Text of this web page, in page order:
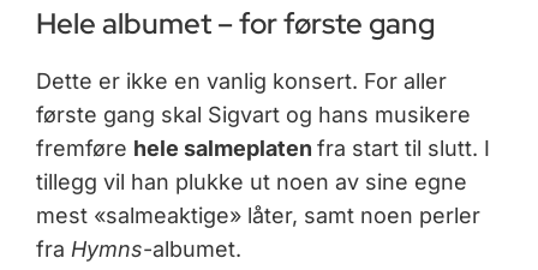
Hele albumet – for første gang
Dette er ikke en vanlig konsert. For aller
første gang skal Sigvart og hans musikere
fremføre hele salmeplaten fra start til slutt. I
tillegg vil han plukke ut noen av sine egne
mest «salmeaktige» låter, samt noen perler
fra Hymns-albumet.